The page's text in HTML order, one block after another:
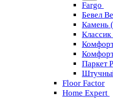
Fargo
Бевел
Камень
Паркет
Floor Factor
Home Expert